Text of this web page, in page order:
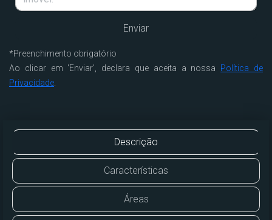
*Preenchimento obrigatório
Ao clicar em 'Enviar', declara que aceita a nossa Política de
Privacidade
Descrição
Características
Áreas